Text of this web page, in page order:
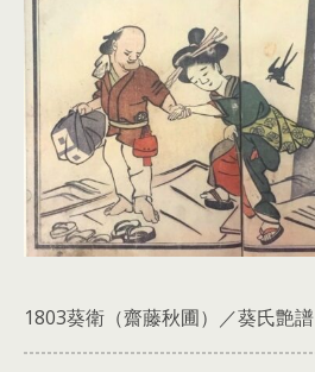
1803葵衛（齋藤秋圃）／葵氏艶譜